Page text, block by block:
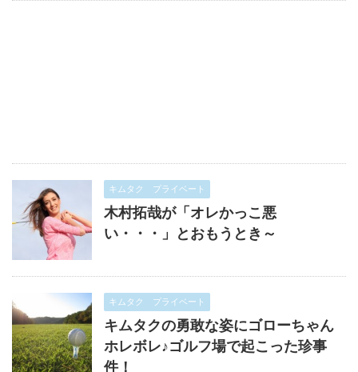
キムタク プライベート
木村拓哉が「オレかっこ悪
い・・・」とおもうとき～
キムタク プライベート
キムタクの勇敢な姿にゴローちゃん
ホレボレ♪ゴルフ場で起こった珍事
件！